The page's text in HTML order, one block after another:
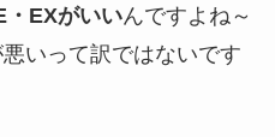
EXがいいんですよね～
いって訳ではないです